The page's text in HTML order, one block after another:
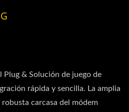
Plug & Solución de juego de
rápida y sencilla. La amplia
carcasa del módem